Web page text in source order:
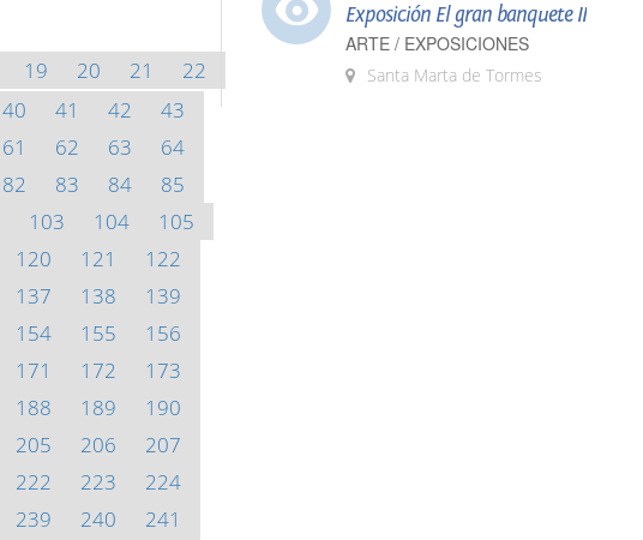
19 20 21
22
40 41 42
43
61 62 63
64
82 83 84
85
103 104
105
120 121
122
137 138
139
154 155
156
171 172
173
188 189
190
205 206
207
222 223
224
239 240 241
Exposición El gran banquete II
ARTE / EXPOSICIONES
Santa Marta de Tormes